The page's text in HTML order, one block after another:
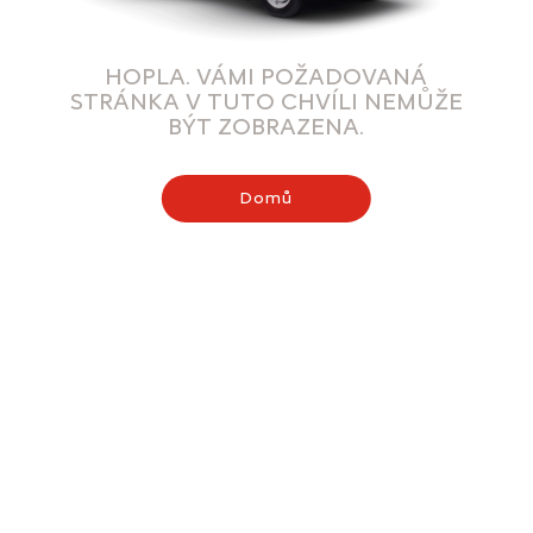
HOPLA. VÁMI POŽADOVANÁ
STRÁNKA V TUTO CHVÍLI NEMŮŽE
BÝT ZOBRAZENA.
Domů